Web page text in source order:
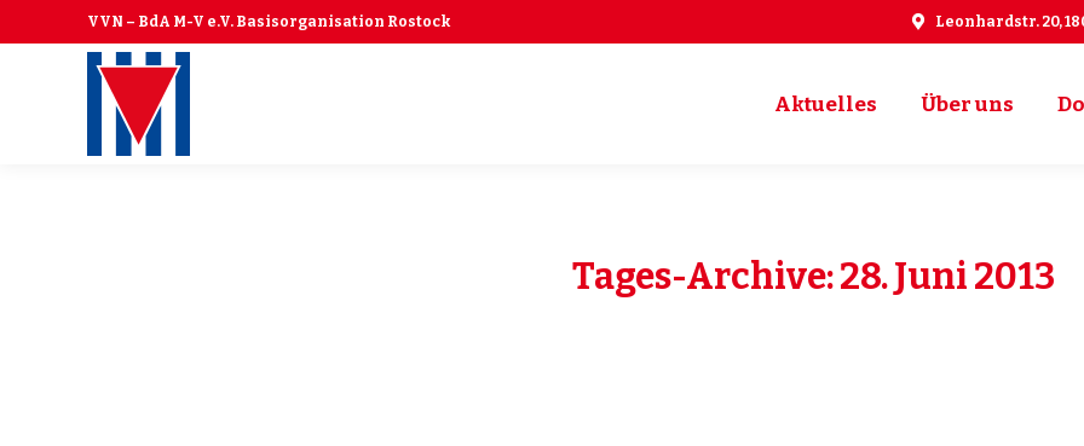
VVN – BdA M-V e.V. Basisorganisation Rostock Leonhardstr. 20,
Aktuelles Über uns
Tages-Archive:28. Juni 2013
Aktuelles Über uns